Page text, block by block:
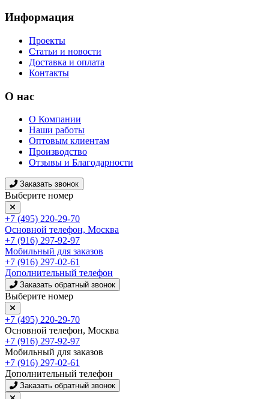
Информация
Проекты
Статьи и новости
Доставка и оплата
Контакты
О нас
О Компании
Наши работы
Оптовым клиентам
Производство
Отзывы и Благодарности
Заказать звонок
Выберите номер
+7 (495) 220-29-70
Основной телефон, Москва
+7 (916) 297-92-97
Мобильный для заказов
+7 (916) 297-02-61
Дополнительный телефон
Заказать обратный звонок
Выберите номер
+7 (495) 220-29-70
Основной телефон, Москва
+7 (916) 297-92-97
Мобильный для заказов
+7 (916) 297-02-61
Дополнительный телефон
Заказать обратный звонок